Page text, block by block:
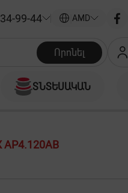
99-44 AMD
Որոնել
ՏՆՏԵՍԱԿԱՆ
AP4.120AB